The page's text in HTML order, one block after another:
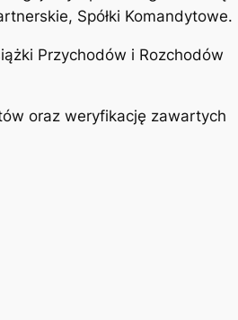
Spółki Komandytowe.
Przychodów i Rozchodów
oraz weryfikację zawartych